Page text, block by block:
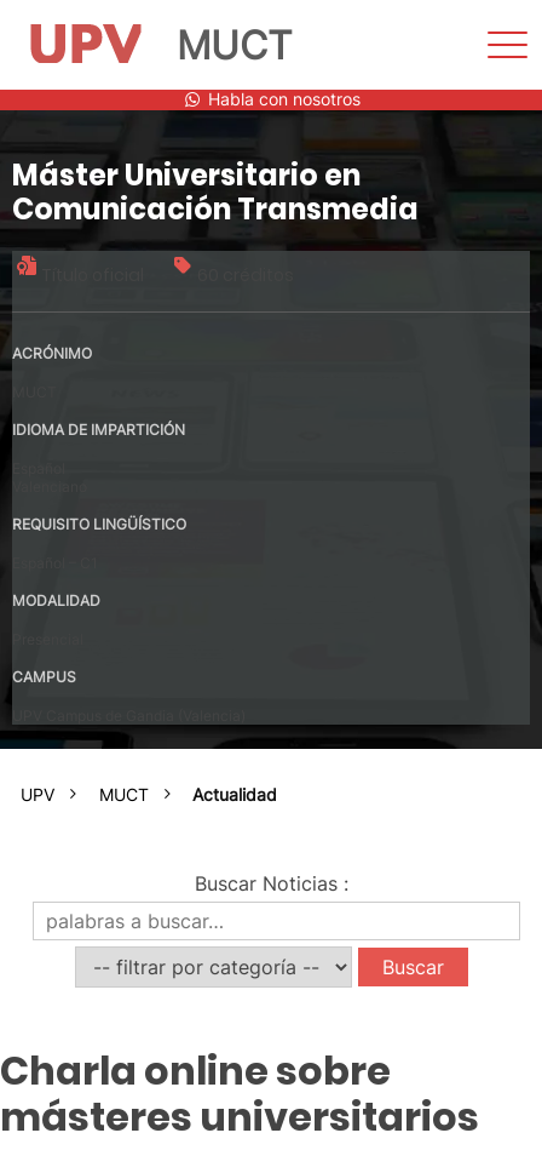
contenido
MUCT
Habla con nosotros
Máster Universitario en
Comunicación Transmedia
ACRÓNIMO
IDIOMA DE IMPARTICIÓN
REQUISITO LINGÜÍSTICO
MODALIDAD
CAMPUS
UPV MUCT Actualidad
Buscar Noticias:
Charla online sobre
másteres universitarios